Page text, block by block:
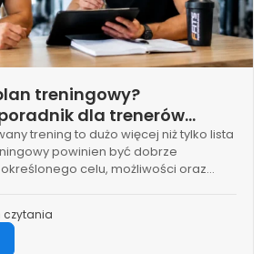
treningowy?
dla trenerów
trening to dużo więcej niż tylko lista
powinien być dobrze
celu, możliwości oraz…
czytania